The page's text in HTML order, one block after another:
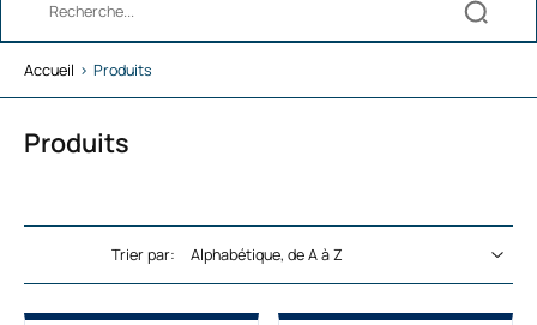
Accueil › Produits
Produits
Trier par: